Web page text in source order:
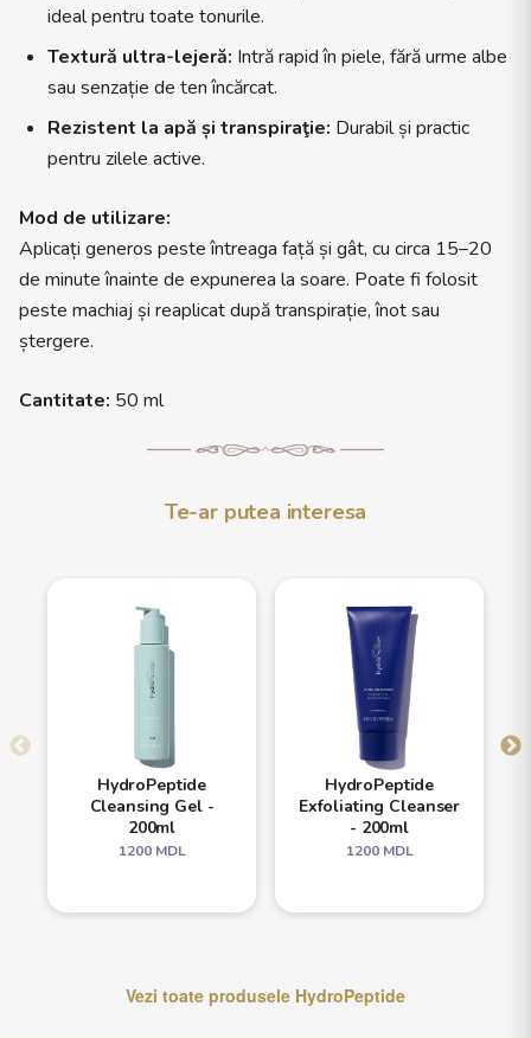
ideal pentru toate tonurile.
Textură ultra-lejeră: Intră rapid în piele, fără urme albe
sau senzație de ten încărcat.
Rezistent la apă și transpiraţie: Durabil și practic
pentru zilele active.
Mod de utilizare:
Aplicați generos peste întreaga față și gât, cu circa 15–20
de minute înainte de expunerea la soare. Poate fi folosit
peste machiaj și reaplicat după transpirație, înot sau
ștergere.
Cantitate: 50 ml
Te-ar putea interesa
HydroPeptide
Cleansing Gel -
200ml
1200MDL
HydroPeptide
Exfoliating Cleanser
- 200ml
1200MDL
Vezi toate produsele HydroPeptide